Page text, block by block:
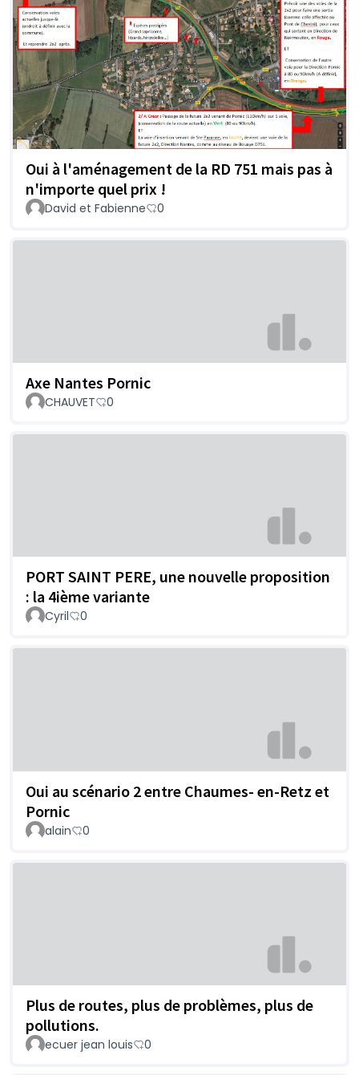
Oui à l'aménagement de la RD 751 mais pas à
n'importe quel prix !
David et Fabienne 0
Axe Nantes Pornic
CHAUVET 0
PORT SAINT PERE, une nouvelle proposition
: la 4ième variante
Cyril 0
Oui au scénario 2 entre Chaumes- en-Retz et
Pornic
alain 0
Plus de routes, plus de problèmes, plus de
pollutions.
ecuer jean louis 0